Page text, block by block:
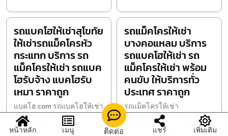
รถแบคโฮให้เช่าสุโขทัย
ให้เช่ารถแม็คโครหัว
กระแทก บริการ รถ
แม็คโครให้เช่า รถแบค
โฮรับจ้าง แบคโฮรับ
เหมา ราคาถูก
แบคโฮ.com รถแบคโฮให้เช่า
สุโขทัยให้เช่ารถแม็คโครหัว
กระแทก บริการรถแม็คโ
รถแม็คโครให้เช่า
บางคอแหลม บริการ
รถแบคโฮให้เช่า รถ
แม็คโครให้เช่า พร้อม
คนขับ ให้บริการทั่ว
ประเทศ ราคาถูก
รถแม็คโครให้เช่า
บางคอแหลม บริการรถแบค
โฮให้เช่า รถแม็คโครให้เช่า
หน้าหลัก เมนู ติดต่อ แชร์ เพิ่มเติม